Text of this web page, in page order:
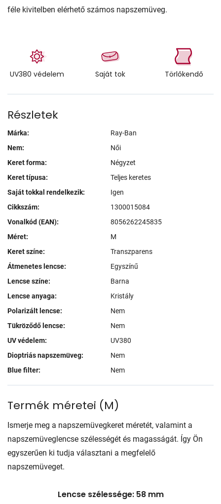
féle kivitelben elérhető számos napszemüveg.
UV380 védelem Saját tok Törlőkendő
Részletek
Márka:
Ray-Ban
Nem:
Női
Keret forma:
Négyzet
Keret típusa:
Teljes keretes
Saját tokkal rendelkezik:
Igen
Cikkszám:
1300015084
Vonalkód (EAN):
8056262245835
Méret:
M
Keret színe:
Transzparens
Átmenetes lencse:
Egyszínű
Lencse színe:
Barna
Lencse anyaga:
Kristály
Polarizált lencse:
Nem
Tükröződő lencse:
Nem
UV védelem:
UV380
Dioptriás napszemüveg:
Nem
Blue filter:
Nem
Termék méretei (M)
Ismerje meg a napszemüvegkeret méretét, valamint a
napszemüveglencse szélességét és magasságát. Így Ön
egyszerűen ki tudja választani a megfelelő
napszemüveget.
Lencse szélessége: 58 mm